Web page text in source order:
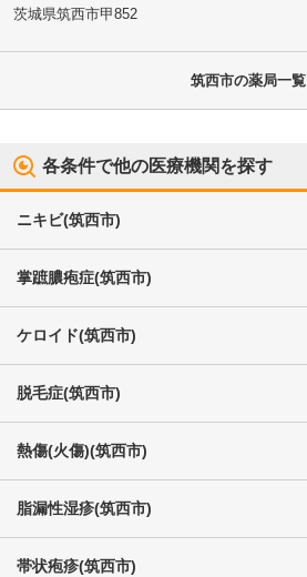
茨城県筑西市甲852
筑西市の薬局一覧
各条件で他の医療機関を探す
ニキビ(筑西市)
掌蹠膿疱症(筑西市)
ケロイド(筑西市)
脱毛症(筑西市)
熱傷(火傷)(筑西市)
脂漏性湿疹(筑西市)
帯状疱疹(筑西市)